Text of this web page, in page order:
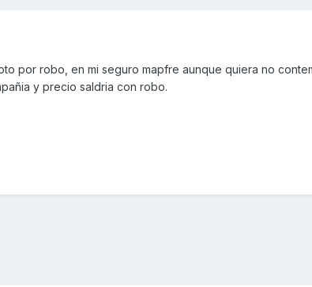
por robo, en mi seguro mapfre aunque quiera no
y precio saldria con robo.